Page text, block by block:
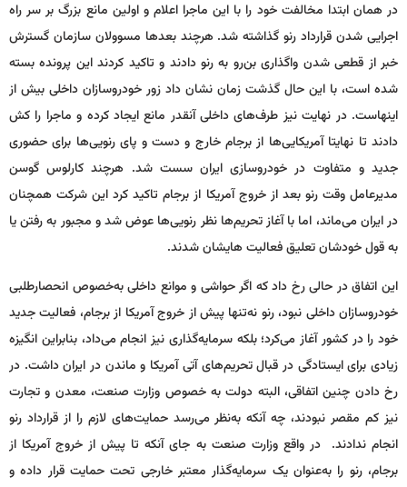
در همان ابتدا مخالفت خود را با این ماجرا اعلام و اولین مانع بزرگ بر سر راه
اجرایی شدن قرارداد رنو گذاشته شد. هرچند بعدها مسوولان سازمان گسترش
خبر از قطعی شدن واگذاری بن‌رو به رنو دادند و تاکید کردند این پرونده بسته
شده است، با این حال گذشت زمان نشان داد زور خودروسازان داخلی بیش از
اینهاست. در نهایت نیز طرف‌های داخلی آنقدر مانع ایجاد کرده و ماجرا را کش
دادند تا نهایتا آمریکایی‌ها از برجام خارج و دست و پای رنویی‌ها برای حضوری
جدید و متفاوت در خودروسازی ایران سست شد. هرچند کارلوس گوسن
مدیرعامل وقت رنو بعد از خروج آمریکا از برجام تاکید کرد این شرکت همچنان
در ایران می‌ماند، اما با آغاز تحریم‌ها نظر رنویی‌ها عوض شد و مجبور به رفتن یا
به قول خودشان تعلیق فعالیت هایشان شدند.
این اتفاق در حالی رخ داد که اگر حواشی و موانع داخلی به‌خصوص انحصارطلبی
خودروسازان داخلی نبود، رنو نه‌تنها پیش از خروج آمریکا از برجام، فعالیت جدید
خود را در کشور آغاز می‌کرد؛ بلکه سرمایه‌گذاری نیز انجام می‌داد، بنابراین انگیزه
زیادی برای ایستادگی در قبال تحریم‌های آتی آمریکا و ماندن در ایران داشت. در
رخ دادن چنین اتفاقی، البته دولت به خصوص وزارت صنعت، معدن و تجارت
نیز کم مقصر نبودند، چه‌ آنکه به‌نظر می‌رسد حمایت‌های لازم را از قرارداد رنو
انجام ندادند. در واقع وزارت صنعت به جای آنکه تا پیش از خروج آمریکا از
برجام، رنو را به‌عنوان یک سرمایه‌گذار معتبر خارجی تحت حمایت قرار داده و